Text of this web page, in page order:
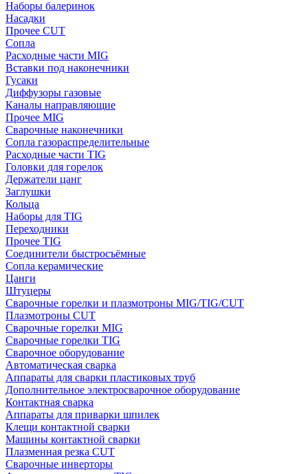
Наборы балеринок
Насадки
Прочее CUT
Сопла
Расходные части MIG
Вставки под наконечники
Гусаки
Диффузоры газовые
Каналы направляющие
Прочее MIG
Сварочные наконечники
Сопла газораспределительные
Расходные части TIG
Головки для горелок
Держатели цанг
Заглушки
Кольца
Наборы для TIG
Переходники
Прочее TIG
Соединители быстросъёмные
Сопла керамические
Цанги
Штуцеры
Сварочные горелки и плазмотроны MIG/TIG/CUT
Плазмотроны CUT
Сварочные горелки MIG
Сварочные горелки TIG
Сварочное оборудование
Автоматическая сварка
Аппараты для сварки пластиковых труб
Дополнительное электросварочное оборудование
Контактная сварка
Аппараты для приварки шпилек
Клещи контактной сварки
Машины контактной сварки
Плазменная резка CUT
Сварочные инверторы